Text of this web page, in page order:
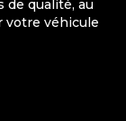
de qualité, au
votre véhicule